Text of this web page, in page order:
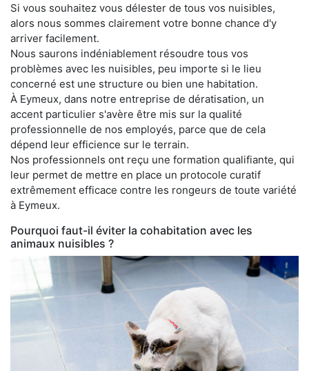
Si vous souhaitez vous délester de tous vos nuisibles,
alors nous sommes clairement votre bonne chance d'y
arriver facilement.
Nous saurons indéniablement résoudre tous vos
problèmes avec les nuisibles, peu importe si le lieu
concerné est une structure ou bien une habitation.
À Eymeux, dans notre entreprise de dératisation, un
accent particulier s'avère être mis sur la qualité
professionnelle de nos employés, parce que de cela
dépend leur efficience sur le terrain.
Nos professionnels ont reçu une formation qualifiante, qui
leur permet de mettre en place un protocole curatif
extrêmement efficace contre les rongeurs de toute variété
à Eymeux.
Pourquoi faut-il éviter la cohabitation avec les
animaux nuisibles ?